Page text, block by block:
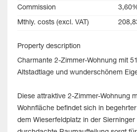
Commission
Mthly. costs (excl. VAT)
Property description
Charmante 2-Zimmer-Wohnung mit
Altstadtlage und wunderschönem
Diese attraktive 2-Zimmer-Wohnung
Wohnfläche befindet sich in
dem Wieserfeldplatz in der Sierninger